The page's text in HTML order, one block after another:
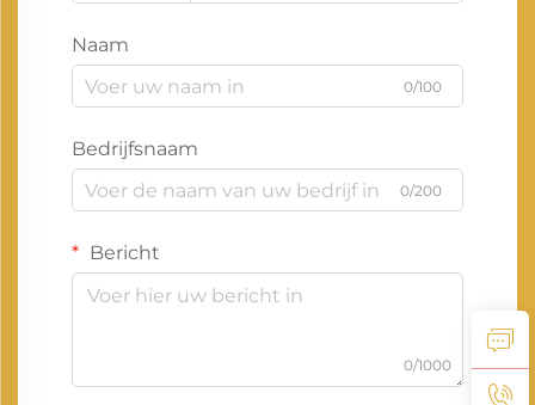
Naam
0/100
Bedrijfsnaam
0/200
Bericht
0/1000